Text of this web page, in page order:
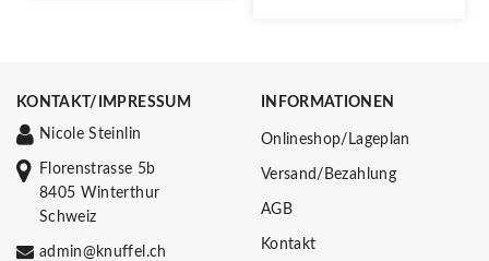
KONTAKT/IMPRESSUM
Nicole Steinlin
Florenstrasse 5b
8405 Winterthur
Schweiz
admin@knuffel.ch
INFORMATIONEN
Onlineshop/Lageplan
Versand/Bezahlung
AGB
Kontakt